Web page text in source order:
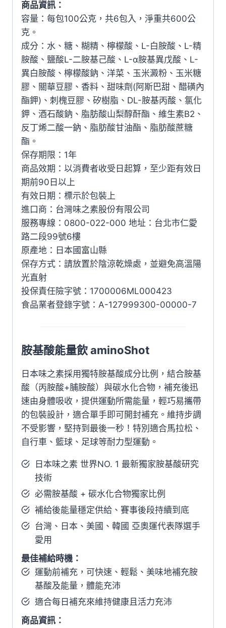
商品資訊：
容量：每包100公克，共6包入，淨重共600公
克。
成分：水、糖、糊精、檸檬酸、L-白胺酸、L-精
胺酸、鹽酸L-二胺基己酸、L-α胺基異戊酸、L-
異白胺酸、檸檬酸鈉、洋菜、玉米澱粉、玉米糖
膠、關華豆膠、香料、甜味劑(阿斯巴甜、醋磺內
酯鉀)、刺槐豆膠、矽樹脂、DL-胺基丙酸、氯化
鉀、酒石酸鈉、脂肪酸山梨醇酐酯、維生素B2、
反丁烯二酸一鈉、脂肪酸甘油酯、脂肪酸蔗糖
酯。
保存期限：1年
商品效期：以消費者收受日起算，至少距有效日
期前90日以上
有效日期：標示於包裝上
進口商：台灣味之素股份有限公司
服務專線：0800-022-000 地址：台北市仁愛
路二段99號6樓
原產地：日本國富山縣
保存方式：請放置於陰涼乾燥處，並避免高溫陽
光直射
投保責任險字號：1700006ML000423
食品業者登錄字號：A-127999300-00000-7
胺基酸能量飲 aminoShot
日本味之素採用獨特胺基酸成分比例，結合胺基
酸（丙胺酸+脯胺酸）與碳水化合物，補充後迅
速由身體吸收，提供運動所需能量，輕巧易攜帶
的包裝設計，適合單手即可開封補充。維持步調
不受影響，堅持到最後一秒！特別適合馬拉松、
自行車、籃球、足球等耐力型運動。
日本味之素 世界NO. 1 最新獨家胺基酸研究
技術
必需胺基酸 + 碳水化合物獨家比例
補給後能量穩定供給、賽事後段持續到底
台灣、日本、美國、韓國 亞奧運代表隊選手
愛用
最佳補給時機：
運動前補充，可快速、輕鬆、美味地補充胺
基酸及能量，體能充沛
適合每日補充來維持健康且活力充沛
商品資訊：